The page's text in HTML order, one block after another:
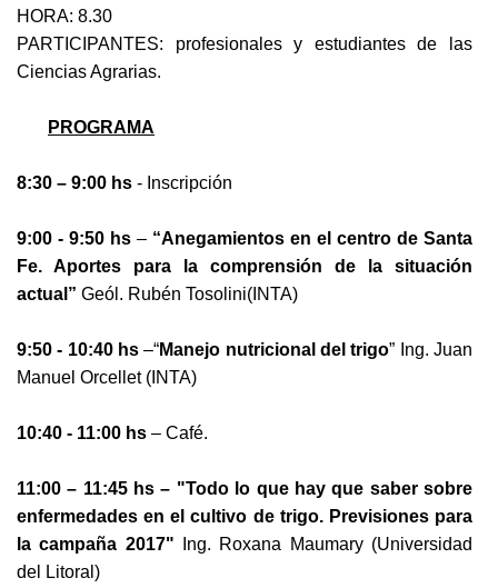
HORA: 8.30
PARTICIPANTES: profesionales y estudiantes de las
Ciencias Agrarias.
PROGRAMA
8:30 – 9:00 hs - Inscripción
9:00 - 9:50 hs – “Anegamientos en el centro de Santa
Fe. Aportes para la comprensión de la situación
actual” Geól. Rubén Tosolini(INTA)
9:50 - 10:40 hs –“Manejo nutricional del trigo” Ing. Juan
Manuel Orcellet (INTA)
10:40 - 11:00 hs – Café.
11:00 – 11:45 hs – "Todo lo que hay que saber sobre
enfermedades en el cultivo de trigo. Previsiones para
la campaña 2017"
Ing. Roxana Maumary (Universidad
del Litoral)